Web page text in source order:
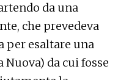
da una
che prevedeva
per esaltare una
da cui fosse